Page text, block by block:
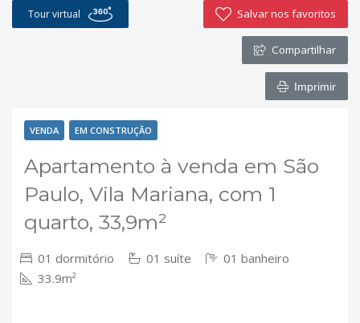
Tour virtual Salvar nos favoritos
Compartilhar
Imprimir
VENDA EM CONSTRUÇÃO
Apartamento à venda em São
Paulo, Vila Mariana, com 1
quarto, 33,9m²
01 dormitório 01 suíte
01 banheiro
33.9m²